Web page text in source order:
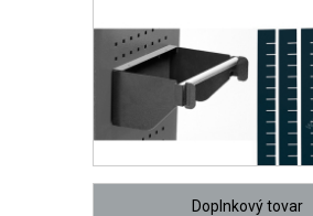
Doplnkový tovar